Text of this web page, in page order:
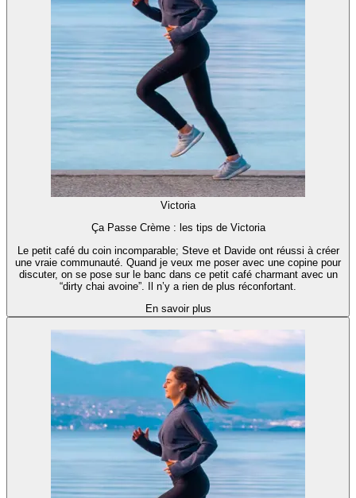
Victoria
Ça Passe Crème : les tips de Victoria
Le petit café du coin incomparable; Steve et Davide ont réussi à créer
une vraie communauté. Quand je veux me poser avec une copine pour
discuter, on se pose sur le banc dans ce petit café charmant avec un
“dirty chai avoine”. Il n’y a rien de plus réconfortant.
En savoir plus